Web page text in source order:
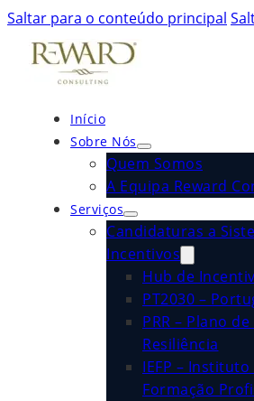
Saltar para o conteúdo principal
Início
Sobre Nós
Quem Somos
A Equipa Reward
Serviços
Candidaturas a
Incentivos
Hub de
PT2030 –
PRR – Plano
Resiliência
IEFP –
Formação